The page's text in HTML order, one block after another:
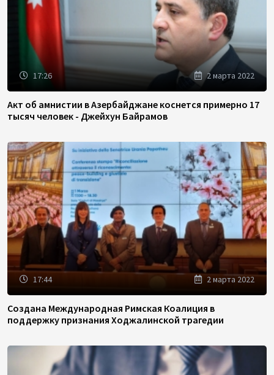
17:26 2 марта 2022
Акт об амнистии в Азербайджане коснется примерно 17
тысяч человек - Джейхун Байрамов
17:44 2 марта 2022
Создана Международная Римская Коалиция в
поддержку признания Ходжалинской трагедии